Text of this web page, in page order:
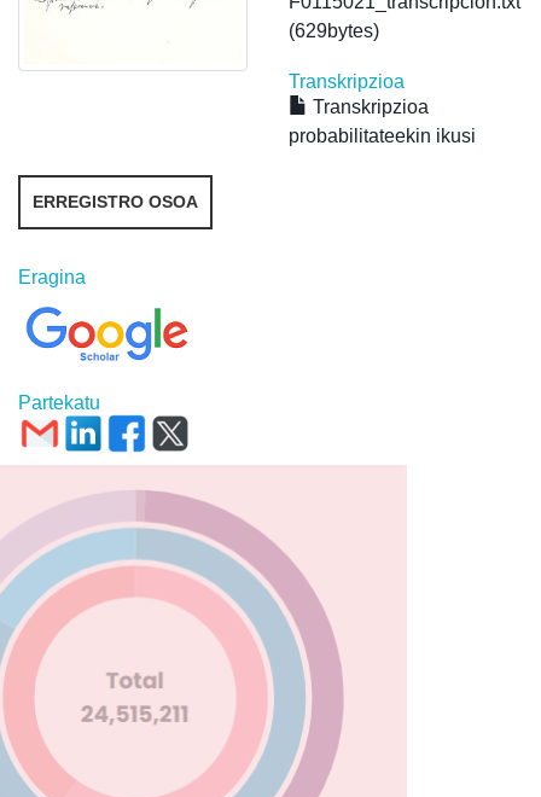
(629bytes)
Transkripzioa
Transkripzioa
probabilitateekin ikusi
ERREGISTRO OSOA
Eragina
Partekatu